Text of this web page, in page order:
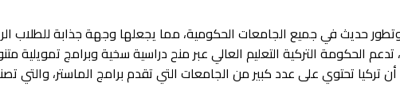
وتطور حديث في جميع الجامعات الحكومية، مما يجعلها وجهة جذابة للطلاب
الحكومة التركية التعليم العالي عبر منح دراسية سخية وبرامج تمويلية
أن تركيا تحتوي على عدد كبير من الجامعات التي تقدم برامج الماستر،